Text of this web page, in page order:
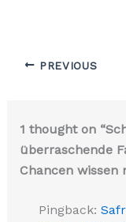
PREVIOUS
1 thought on
überraschende
Chancen wissen
Pingback: